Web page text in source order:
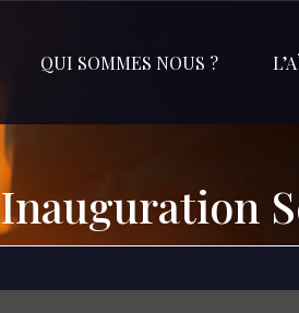
QUI SOMMES NOUS ?
Inauguration